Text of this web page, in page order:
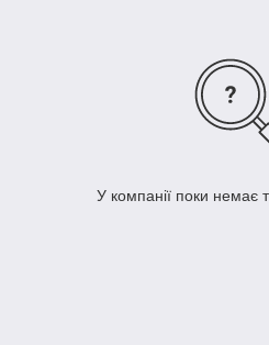
У компанії поки немає